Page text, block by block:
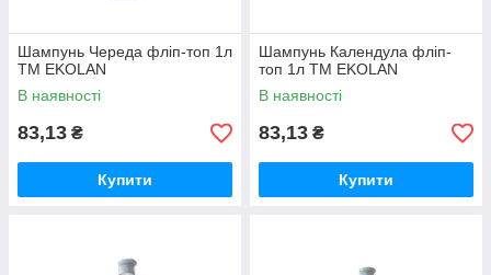
Шампунь Череда фліп-топ 1л
ТМ EKOLAN
В наявності
83,13 ₴
Купити
Шампунь Календула фліп-
топ 1л ТМ EKOLAN
В наявності
83,13 ₴
Купити